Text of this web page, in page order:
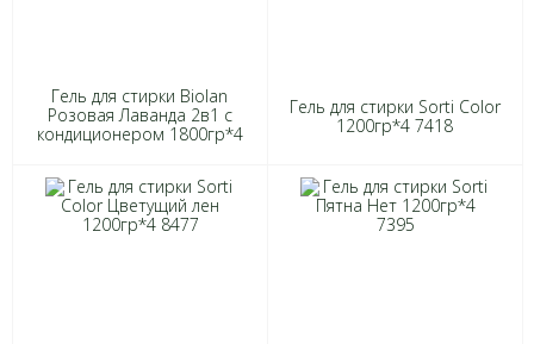
Гель для стирки Biolan
Розовая Лаванда 2в1 с
кондиционером 1800гр*4
Гель для стирки Sorti Color
1200гр*4 7418